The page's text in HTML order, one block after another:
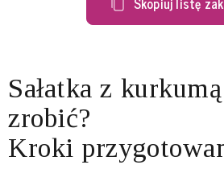
Sałatka z
zrobić?
Kroki